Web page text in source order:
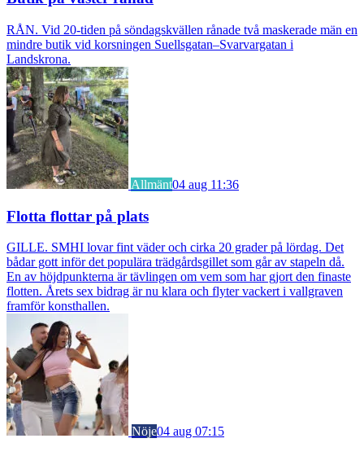
RÅN. Vid 20-tiden på söndagskvällen rånade två maskerade män en
mindre butik vid korsningen Suellsgatan–Svarvargatan i
Landskrona.
Allmänt04 aug 11:36
Flotta flottar på plats
GILLE. SMHI lovar fint väder och cirka 20 grader på lördag. Det
bådar gott inför det populära trädgårdsgillet som går av stapeln då.
En av höjdpunkterna är tävlingen om vem som har gjort den finaste
flotten. Årets sex bidrag är nu klara och flyter vackert i vallgraven
framför konsthallen.
Nöje04 aug 07:15